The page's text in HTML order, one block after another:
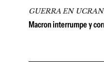
GUERRA EN
Macron interrumpe y